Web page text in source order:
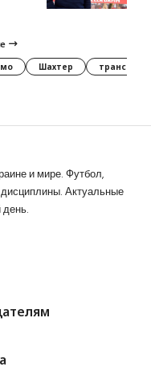
Шахтер трансферы
и мире. Футбол,
дисциплины. Актуальные
день.